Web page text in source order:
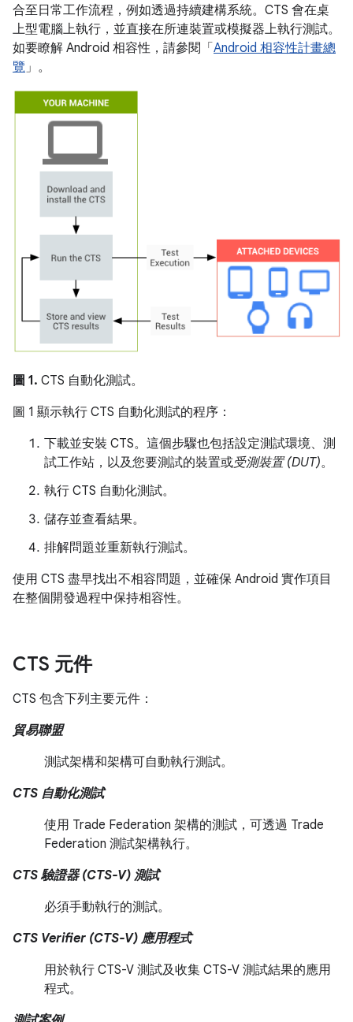
合至日常工作流程，例如透過持續建構系統。CTS 會在桌
上型電腦上執行，並直接在所連裝置或模擬器上執行測試。
如要瞭解 Android 相容性，請參閱「 Android 相容性計畫總
覽」。
圖 1. CTS 自動化測試。
圖 1 顯示執行 CTS 自動化測試的程序：
下載並安裝 CTS。這個步驟也包括設定測試環境、測
試工作站，以及您要測試的裝置或受測裝置 (DUT)。
執行 CTS 自動化測試。
儲存並查看結果。
排解問題並重新執行測試。
使用 CTS 盡早找出不相容問題，並確保 Android 實作項目
在整個開發過程中保持相容性。
CTS 元件
CTS 包含下列主要元件：
貿易聯盟
測試架構和架構可自動執行測試。
CTS 自動化測試
使用 Trade Federation 架構的測試，可透過 Trade
Federation 測試架構執行。
CTS 驗證器 (CTS-V) 測試
必須手動執行的測試。
CTS Verifier (CTS-V) 應用程式
用於執行 CTS-V 測試及收集 CTS-V 測試結果的應用
程式。